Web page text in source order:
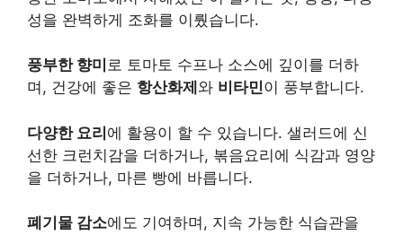
성을 완벽하게 조화를 이뤘습니다.
풍부한 향미 로 토마토 수프나 소스에 깊이를 더하
며, 건강에 좋은 항산화제 와 비타민이 풍부합니다.
다양한 요리에 활용이 할 수 있습니다. 샐러드에 신
선한 크런치감을 더하거나, 볶음요리에 식감과 영양
을 더하거나, 마른 빵에 바릅니다.
폐기물 감소에도 기여하며, 지속 가능한 식습관을